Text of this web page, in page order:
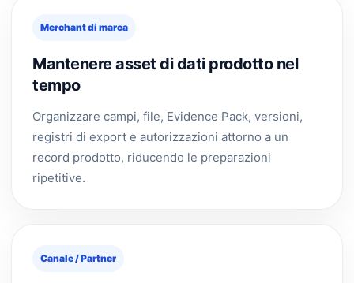
Merchant di marca
Mantenere asset di dati prodotto nel
tempo
Organizzare campi, file, Evidence Pack, versioni,
registri di export e autorizzazioni attorno a un
record prodotto, riducendo le preparazioni
ripetitive.
Canale / Partner